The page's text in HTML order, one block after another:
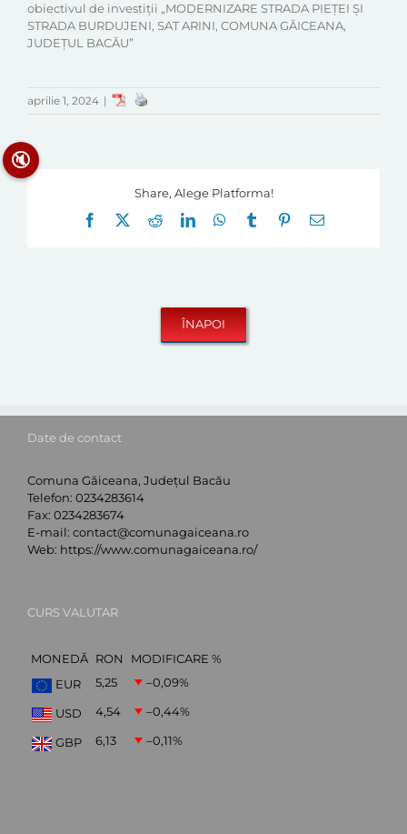
obiectivul de investiții „MODERNIZARE STRADA PIEȚEI ȘI
STRADA BURDUJENI, SAT ARINI, COMUNA GĂICEANA,
JUDEȚUL BACĂU”
aprilie 1, 2024 |
Share, Alege Platforma!
Facebook
RedditLinkedInWhatsApp
Tumblr Pinterest
E-
Date de contact
Comuna Găiceana, Județul Bacău
Telefon: 0234283614
Fax: 0234283674
E-mail: contact@comunagaiceana.ro
Web: https://www.comunagaiceana.ro/
CURS VALUTAR
MONEDĂ RON
MODIFICARE %
EUR
5,25 –0,09%
USD 4,54 –0,44%
GBP 6,13 –0,11%
🔇